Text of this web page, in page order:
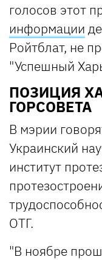
голосов этот
информации
Ройтблат, не
"Успешный
ПОЗИЦИЯ
ГОРСОВЕТА
В мэрии
Украинский
институт
ОТГ.
"В ноябре